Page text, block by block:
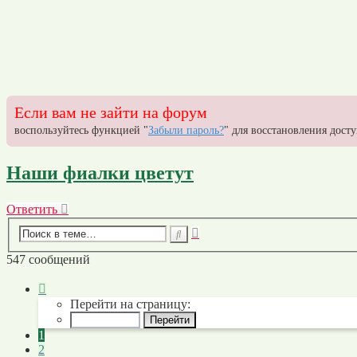
Если вам не зайти на форум
воспользуйтесь функцией "Забыли пароль?" для восстановления
Наши фиалки цветут
Ответить
Ответить
547 сообщений
1
28
Перейти на страницу:
1
2